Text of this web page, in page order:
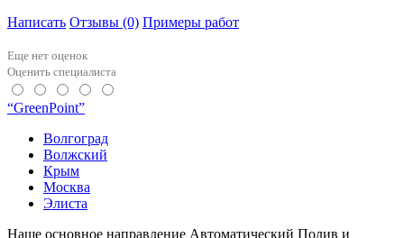
Написать Отзывы (0) Примеры работ
Еще нет оценок
Оценить специалиста
“GreenPoint”
Волгоград
Волжский
Крым
Москва
Элиста
Наше основное направление Автоматический Полив и